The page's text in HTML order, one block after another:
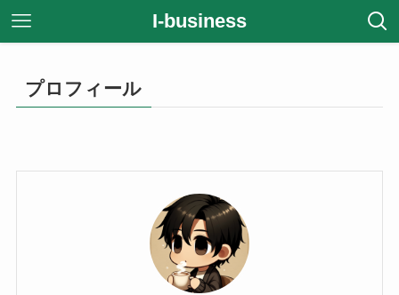
I-business
プロフィール